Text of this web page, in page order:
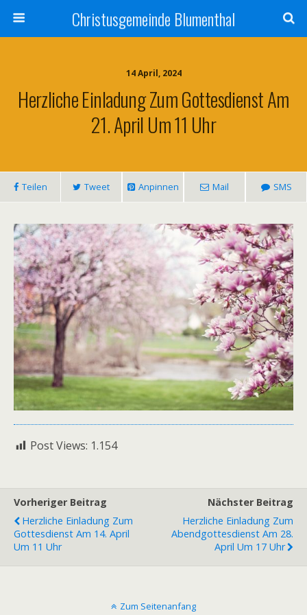
Christusgemeinde Blumenthal
14 April, 2024
Herzliche Einladung Zum Gottesdienst Am
21. April Um 11 Uhr
Teilen Tweet Anpinnen Mail SMS
Post Views: 1.154
Vorheriger Beitrag
Herzliche Einladung Zum
Gottesdienst Am 14. April
Um 11 Uhr
Nächster Beitrag
Herzliche Einladung Zum
Abendgottesdienst Am 28.
April Um 17 Uhr
Zum Seitenanfang